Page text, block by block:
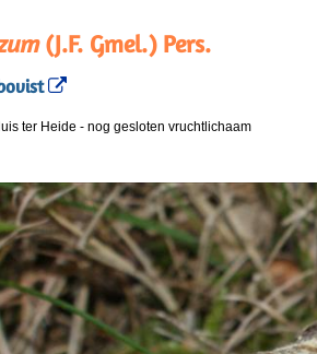
(J.F. Gmel.) Pers.
ter Heide - nog gesloten vruchtlichaam